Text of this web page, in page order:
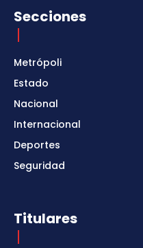
Secciones
Metrópoli
Estado
Nacional
Internacional
Deportes
Seguridad
Titulares